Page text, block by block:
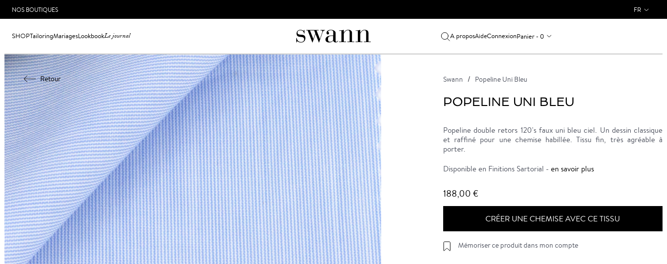
NOS BOUTIQUES FR
SHOPTailoringMariagesLookbookLe journal A proposAideConnexionPanier - 0
Retour Swann Popeline Uni Bleu
POPELINE UNI BLEU
Popeline double retors 120's faux uni bleu ciel. Un dessin classique
et raffiné pour une chemise habillée. Tissu fin, très agréable à
porter.
Disponible en Finitions Sartorial - en savoir plus
188,00 €
CRÉER UNE CHEMISE AVEC CE TISSU
Mémoriser ce produit dans mon compte